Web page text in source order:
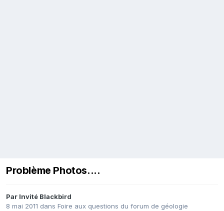
Problème Photos....
Par Invité Blackbird
8 mai 2011 dans Foire aux questions du forum de géologie